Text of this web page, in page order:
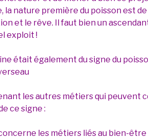
la nature première du poisson est
et le rêve. Il faut bien un
exploit !
était également du signe du
les autres métiers qui peuvent
ce signe :
les métiers liés au bien-être